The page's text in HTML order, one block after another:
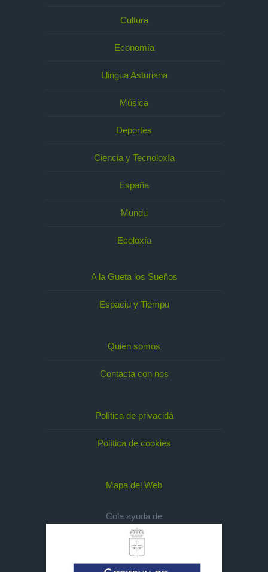
Cultura
Economía
Llingua Asturiana
Música
Deportes
Ciencia y Tecnoloxía
España
Mundu
Ecoloxía
A la Gueta los Sueños
Espaciu y Tiempu
Quién somos
Contacta con nos
Política de privacidá
Política de cookies
Mapa del Web
Cola ayuda de